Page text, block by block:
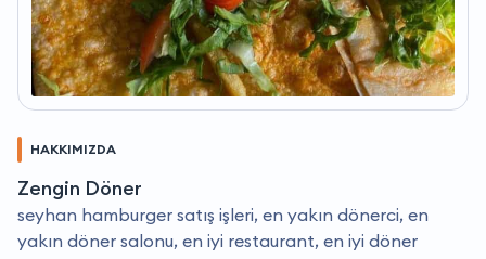
HAKKIMIZDA
Zengin Döner
seyhan hamburger satış işleri, en yakın dönerci, en
yakın döner salonu, en iyi restaurant, en iyi döner